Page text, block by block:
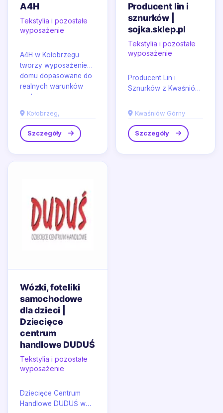
A4H
Tekstylia i pozostałe
wyposażenie
A4H w Kołobrzegu
tworzy wyposażenie
domu dopasowane do
realnych warunków
codziennego
Kołobrzeg,
Szczegóły
Producent lin i
sznurków |
sojka.sklep.pl
Tekstylia i pozostałe
wyposażenie
Producent Lin i
Sznurków z Kwaśniów
rozwiązania do
zastosowań
domowych i
ogrodowych, w tym...
Kwaśniów Górny
Szczegóły
Wózki, foteliki
samochodowe
dla dzieci |
Dziecięce
centrum
handlowe DUDUŚ
Tekstylia i pozostałe
wyposażenie
Dziecięce Centrum
Handlowe DUDUŚ w